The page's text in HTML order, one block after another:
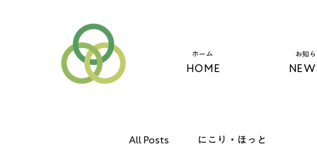
​ホーム お知
HOME
All Posts にこり・ほっと